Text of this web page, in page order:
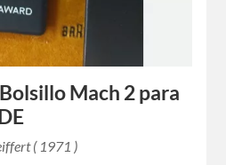
Mach 2 para
( 1971 )